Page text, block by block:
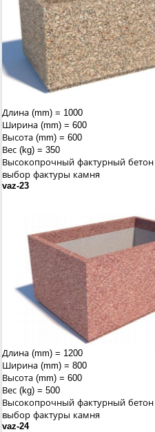
Длина (mm) = 1000
Ширина (mm) = 600
Высота (mm) = 600
Вес (kg) = 350
Высокопрочный фактурный
выбор фактуры камня
vaz-23
Длина (mm) = 1200
Ширина (mm) = 800
Высота (mm) = 600
Вес (kg) = 500
Высокопрочный фактурный
выбор фактуры камня
vaz-24